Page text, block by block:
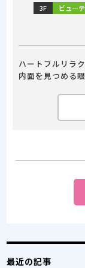
3F ビュー
ハートフルリラ
内面を見つめる
最近の記事